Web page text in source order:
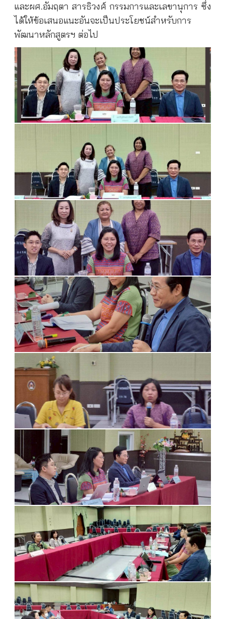
และผศ.อัมฤตา สารธิวงศ์ กรรมการและเลขานุการ ซึ่ง
ได้ให้ข้อเสนอแนะอันจะเป็นประโยชน์สำหรับการ
พัฒนาหลักสูตรฯ ต่อไป